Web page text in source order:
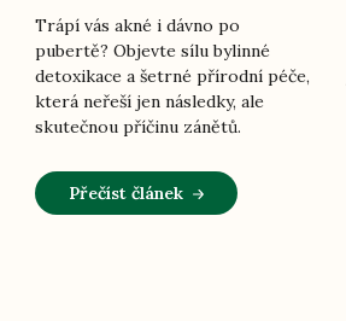
Trápí vás akné i dávno po
pubertě? Objevte sílu bylinné
detoxikace a šetrné přírodní péče,
která neřeší jen následky, ale
skutečnou příčinu zánětů.
Přečíst článek